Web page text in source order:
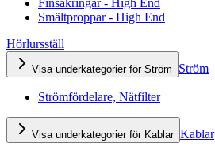
Smältproppar - High End
Hörlursställ
Visa underkategorier för Ström Ström
Strömfördelare, Nätfilter
Visa underkategorier för Kablar Kablar